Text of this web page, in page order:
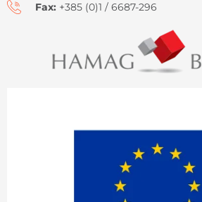
Fax: +385 (0)1 / 6687-296